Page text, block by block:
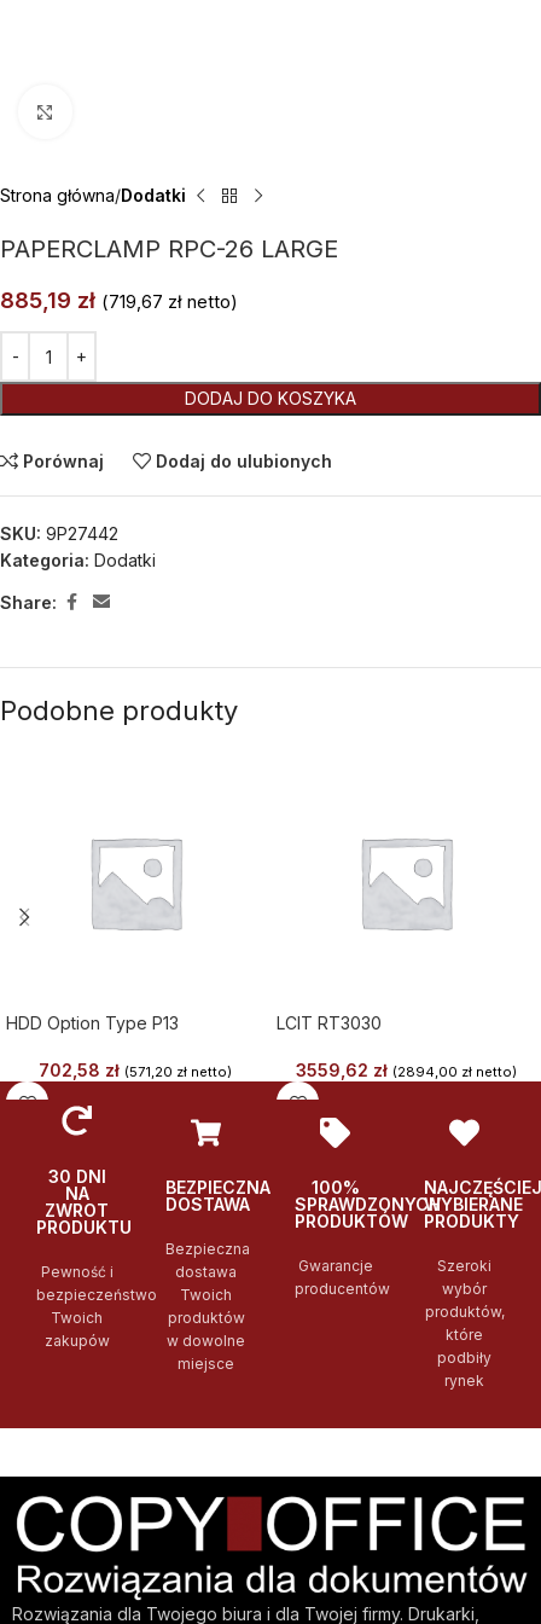
Strona główna Dodatki
PAPERCLAMP RPC-26 LARGE
885,19 zł (719,67 zł netto)
DODAJ DO KOSZYKA
Porównaj Dodaj do ulubionych
SKU: 9P27442
Kategoria: Dodatki
Share:
Podobne produkty
HDD Option Type P13
702,58 zł (571,20 zł netto)
LCIT RT3030
3559,62 zł (2894,00 złnetto)
30 DNI
NA
ZWROT
PRODUKTU
Pewność i
bezpieczeństwo
Twoich
zakupów
BEZPIECZNA
DOSTAWA
Bezpieczna
dostawa
Twoich
produktów
w dowolne
miejsce
100%
SPRAWDZONYCH
PRODUKTÓW
Gwarancje
producentów
NAJCZĘŚCIEJ
WYBIERANE
PRODUKTY
Szeroki
wybór
produktów,
które
podbiły
rynek
Rozwiązania dla Twojego biura i dla Twojej firmy. Drukarki,